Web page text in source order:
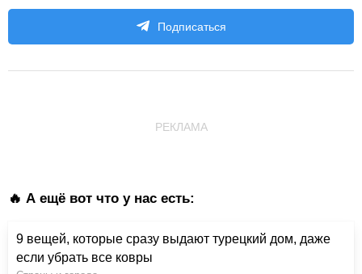
Подписаться
РЕКЛАМА
🔥 А ещё вот что у нас есть:
9 вещей, которые сразу выдают турецкий дом, даже
если убрать все ковры